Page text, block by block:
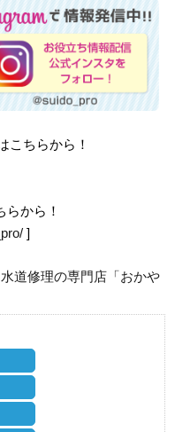
こちらから！
から！
]
道修理の専門店「おかや